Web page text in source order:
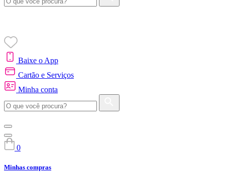
Baixe o App
Cartão e Serviços
Minha conta
0
Minhas compras